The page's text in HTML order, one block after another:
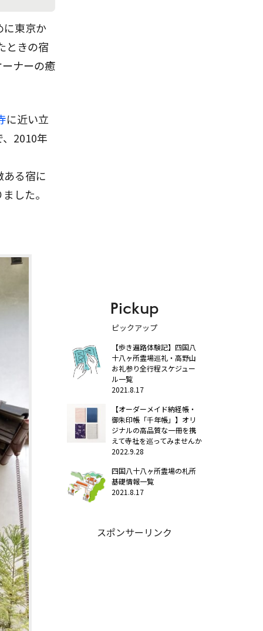
に東京か
ときの宿
ナーの癒
に近い立
2010年
る宿に
した。
Pickup
ピックアップ
【歩き遍路体験記】四国八
十八ヶ所霊場巡礼・高野山
お礼参り全行程スケジュー
ル一覧
2021.8.17
【オーダーメイド納経帳・
御朱印帳「千年帳」】オリ
ジナルの高品質な一冊を携
えて寺社を巡ってみませんか
2022.9.28
四国八十八ヶ所霊場の札所
基礎情報一覧
2021.8.17
スポンサーリンク